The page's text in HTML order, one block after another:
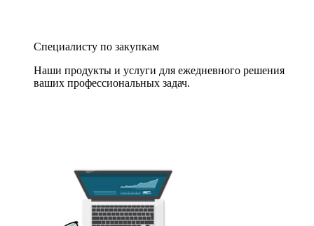
Специалисту по закупкам
Наши продукты и услуги для ежедневного решения
ваших профессиональных задач.